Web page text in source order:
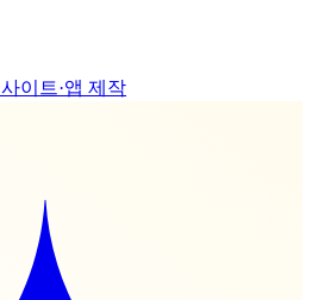
이트·앱 제작